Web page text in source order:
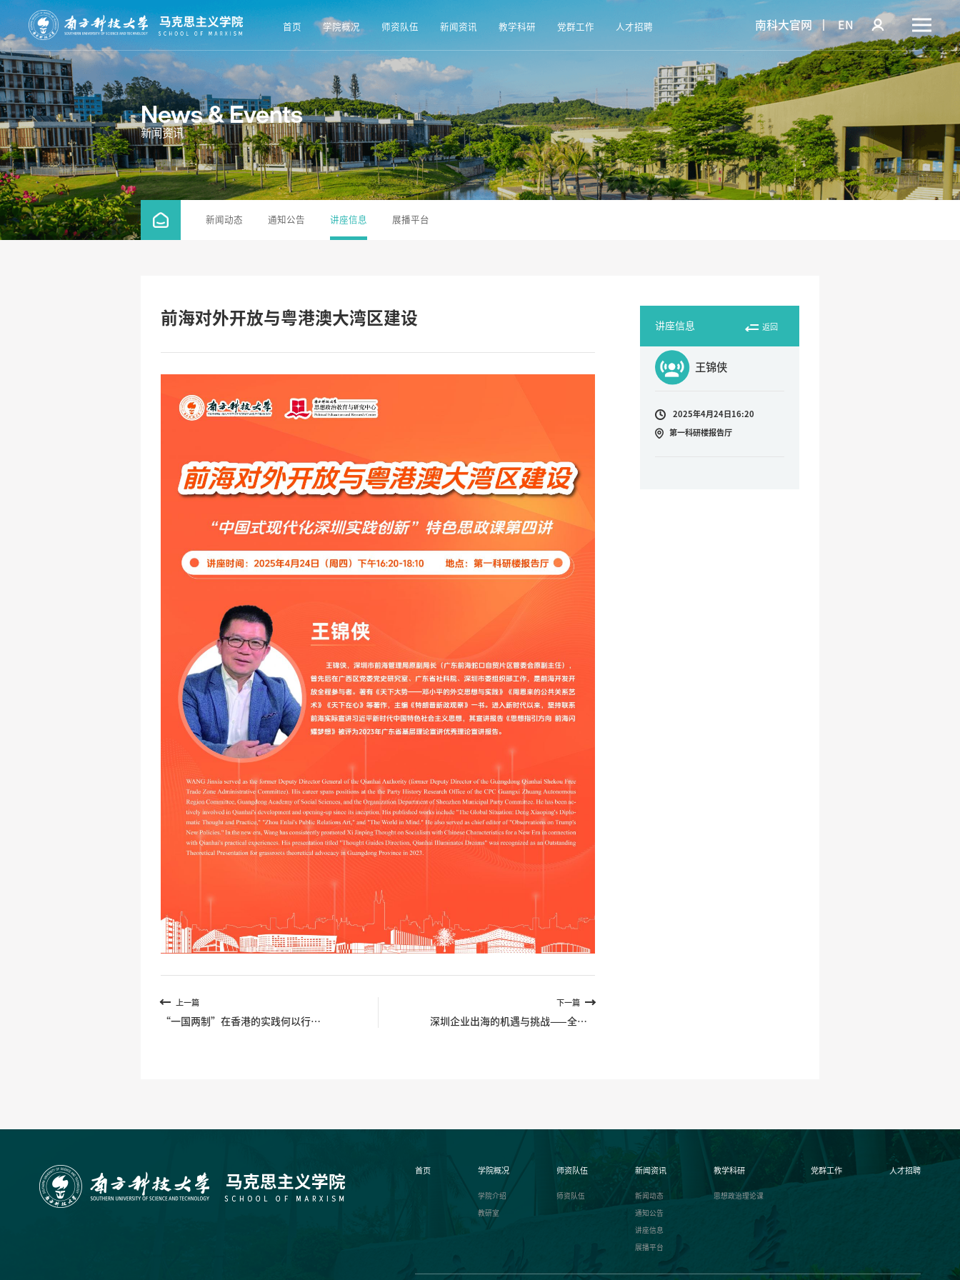
首页 学院概况 师资队伍 新闻资讯 教学科研 党群工作 人才招聘 南科大官网 EN
News & Events
新闻资讯
新闻动态 通知公告 讲座信息 展播平台
前海对外开放与粤港澳大湾区建设
上一篇
“一国两制”在香港的实践何以行稳
下一篇
深圳企业出海的机遇与挑战——全球
讲座信息 返回
王锦侠
2025年4月24日16:20
第一科研楼报告厅
首页 学院概况
学院介绍
教研室
师资队伍
师资队伍
新闻资讯
新闻动态
通知公告
讲座信息
展播平台
教学科研
思想政治理论课
党群工作 人才招聘